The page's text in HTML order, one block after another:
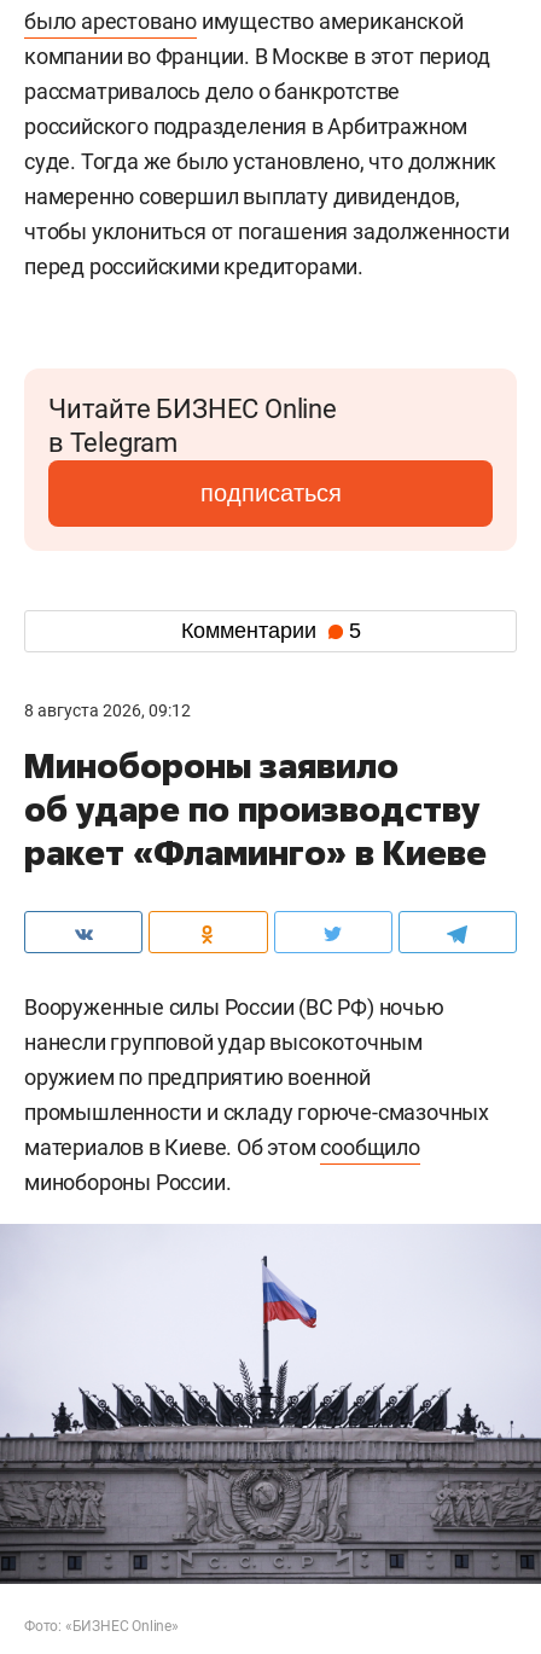
было арестовано имущество американской
компании во Франции. В Москве в этот период
рассматривалось дело о банкротстве
российского подразделения в Арбитражном
суде. Тогда же было установлено, что должник
намеренно совершил выплату дивидендов,
чтобы уклониться от погашения задолженности
перед российскими кредиторами.
Читайте БИЗНЕС Online
в Telegram
подписаться
Комментарии 5
8 августа 2026, 09:12
Минобороны заявило
об ударе по производству
ракет «Фламинго» в Киеве
Вооруженные силы России (ВС РФ) ночью
нанесли групповой удар высокоточным
оружием по предприятию военной
промышленности и складу горюче-смазочных
материалов в Киеве. Об этомсообщило
минобороны России.
Фото: «БИЗНЕС Online»